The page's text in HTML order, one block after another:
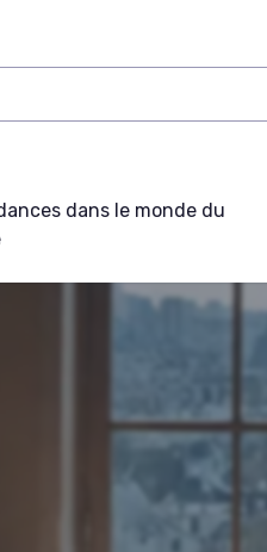
dans le monde du